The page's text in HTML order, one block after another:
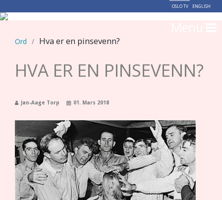
OSLO TV ENGLISH
Ord / Hva er en pinsevenn?
HVA ER EN PINSEVENN?
Jan-Aage Torp 01. Mars 2018